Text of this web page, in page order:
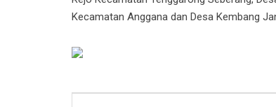
Kecamatan Anggana dan Desa Kembang